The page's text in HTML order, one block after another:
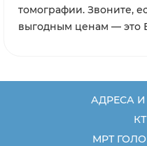
томографии. Звоните,
выгодным ценам — это
АДРЕСА
МРТ